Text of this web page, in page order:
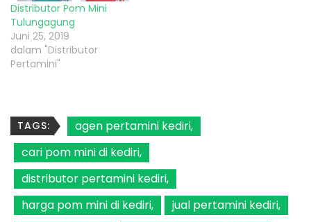
Distributor Pom Mini
Tulungagung
Juni 25, 2019
dalam "Distributor
Pertamini"
TAGS:
agen pertamini kediri
cari pom mini di kediri
distributor pertamini kediri
harga pom mini di kediri
jual pertamini kediri